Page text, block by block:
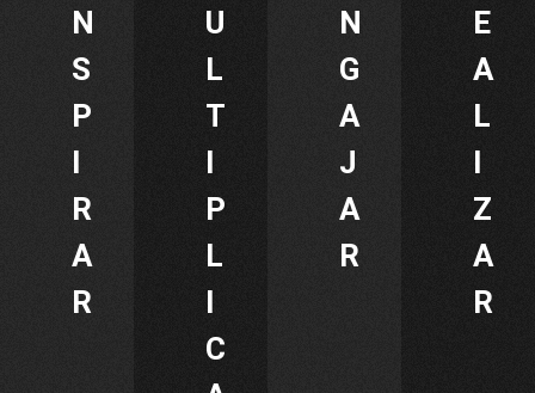
N
S
P
I
R
A
R
U
L
T
I
P
L
I
C
N
G
A
J
A
R
E
A
L
I
Z
A
R